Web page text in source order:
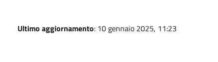
Ultimo aggiornamento: 10 gennaio 2025, 11:23